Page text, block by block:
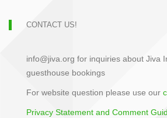
CONTACT US!
info@jiva.org for inquiries about Jiva
guesthouse bookings
For website question please use our
Privacy Statement and Comment